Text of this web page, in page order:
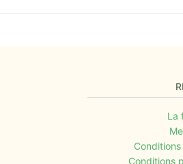
La
Conditions